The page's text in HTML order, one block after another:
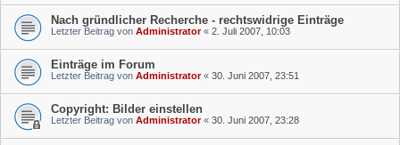
Nach gründlicher Recherche - rechtswidrige Einträge
Letzter Beitrag von Administrator« 2. Juli 2007, 10:03
Einträge im Forum
Letzter Beitrag von Administrator« 30. Juni 2007, 23:51
Copyright: Bilder einstellen
Letzter Beitrag von Administrator« 30. Juni 2007, 23:28